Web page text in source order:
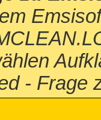
- Frage